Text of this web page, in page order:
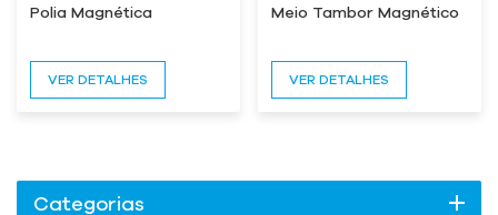
Polia Magnética
VER DETALHES
Meio Tambor Magnético
VER DETALHES
Categorias